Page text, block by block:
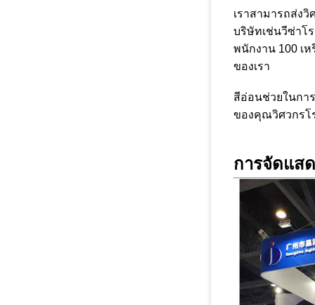
เราสามารถส่ง
บริษัทเช่นวีซ่าโ
พนักงาน 100 เ
ของเรา
สีอ่อนช่วยในกา
ของคุณวิศวกรโ
การจัดแส